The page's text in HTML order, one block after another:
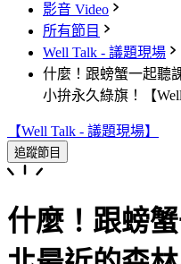
影音 Video
所有節目
Well Talk - 議題現場
什麼！跟螃蟹一起聽
小拚永久綠旗！【Well
【Well Talk - 議題現場】
追蹤節目
什麼！跟螃